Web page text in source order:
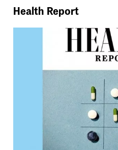
ΣΥΝΤΑΓΕΣ
Health Report